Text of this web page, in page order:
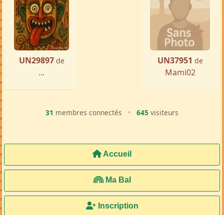
UN29897 de
...
UN37951 de
Mami02
31 membres connectés • 645 visiteurs
Accueil
Ma Bal
Inscription